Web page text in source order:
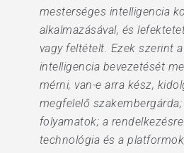
mesterséges intelligencia
alkalmazásával, és
vagy feltételt. Ezek szerint
intelligencia bevezetését
mérni, van-e arra kész,
megfelelő
folyamatok; a
technológia és a